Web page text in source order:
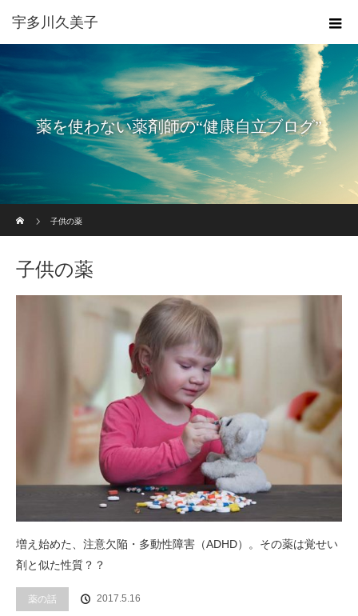
宇多川久美子
薬を使わない薬剤師の“健康自立ブログ”
子供の薬
子供の薬
増え始めた、注意欠陥・多動性障害（ADHD）。その薬は覚せい
剤と似た性質？？
薬の話 2017.5.16